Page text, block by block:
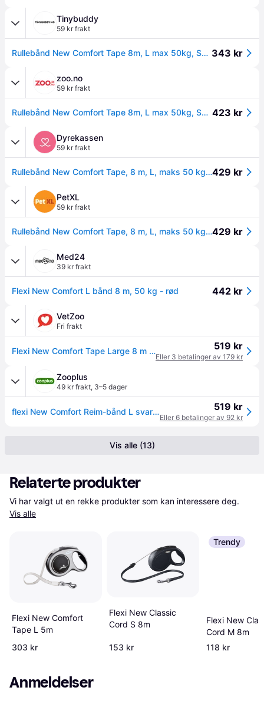
Tinybuddy
59 kr frakt
Rullebånd New Comfort Tape 8m, L max 50kg, Svart 343 kr
zoo.no
59 kr frakt
Rullebånd New Comfort Tape 8m, L max 50kg, Svart 423 kr
Dyrekassen
59 kr frakt
Rullebånd New Comfort Tape, 8 m, L, maks 50 kg, rød429 kr
PetXL
59 kr frakt
Rullebånd New Comfort Tape, 8 m, L, maks 50 kg, Blå429 kr
Med24
39 kr frakt
Flexi New Comfort L bånd 8 m, 50 kg - rød 442 kr
VetZoo
Fri frakt
Flexi New Comfort Tape Large 8 m B&aring;nd/50 kg (Svart) 519 kr
Eller 3 betalinger av 179 kr
Zooplus
49 kr frakt, 3–5 dager
flexi New Comfort Reim-bånd L svart, 8 m - flexi New Comfort Reim-bånd L svart, 8 m 519 kr
Eller 6 betalinger av 92 kr
Vis alle (13)
Relaterte produkter
Vis alle
Flexi New Comfort
Tape L 5m
303 kr
Flexi New Classic
Cord S 8m
153 kr
Trendy
Flexi New
Cord M 8m
118 kr
Anmeldelser